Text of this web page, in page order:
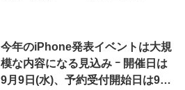
今年のiPhone発表イベントは大規
模な内容になる見込み ｰ 開催日は
9月9日(水)、予約受付開始日は9月